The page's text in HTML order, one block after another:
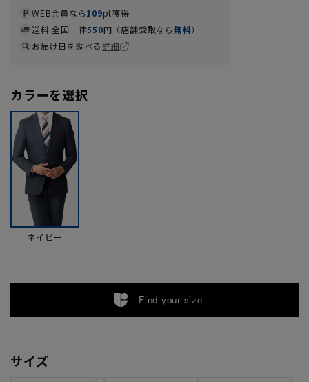
WEB会員なら109pt獲得
送料 全国一律550円（店舗受取なら無料）
お届け日を調べる詳細
カラーを選択
ネイビー
Find your size
サイズ